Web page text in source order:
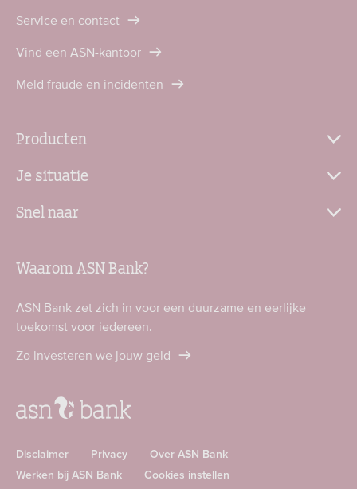
Service en contact
Vind een ASN-kantoor
Meld fraude en incidenten
Producten
Je situatie
Snel naar
Waarom ASN Bank?
ASN Bank zet zich in voor een duurzame en eerlijke
toekomst voor iedereen.
Zo investeren we jouw geld
Disclaimer Privacy
Over ASN Bank
Werken bij ASN Bank
Cookies instellen